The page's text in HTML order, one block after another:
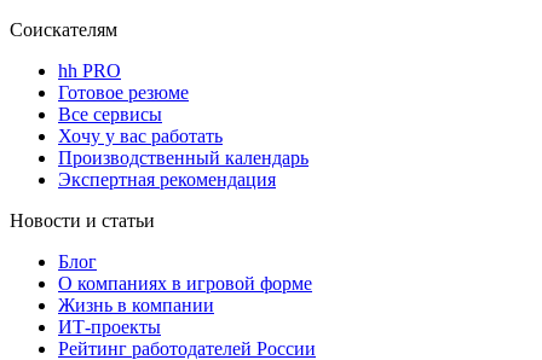
Соискателям
hh PRO
Готовое резюме
Все сервисы
Хочу у вас работать
Производственный календарь
Экспертная рекомендация
Новости и статьи
Блог
О компаниях в игровой форме
Жизнь в компании
ИТ-проекты
Рейтинг работодателей России